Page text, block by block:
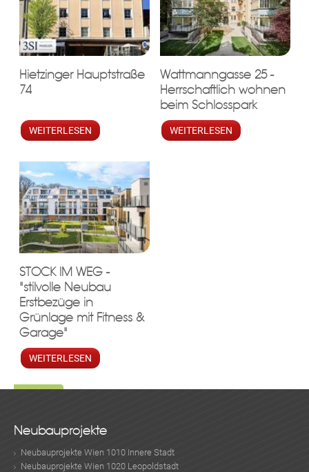
Fertigstellung Ende 2024!
Infrastruktur / Entfernungen
Gesundheit
Arzt
Hietzinger Hauptstraße
74
WEITERLESEN
Wattmanngasse 25 -
Herrschaftlich wohnen
beim Schlosspark
WEITERLESEN
STOCK IM WEG -
"stilvolle Neubau
Erstbezüge in
Grünlage mit Fitness &
Garage"
WEITERLESEN
Neubauprojekte
Neubauprojekte Wien 1010 Innere Stadt
Neubauprojekte Wien 1020 Leopoldstadt